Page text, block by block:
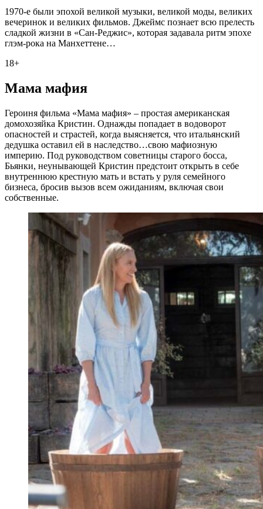
1970-е были эпохой великой музыки, великой моды, великих
вечеринок и великих фильмов. Джеймс познает всю прелесть
сладкой жизни в «Сан-Реджис», которая задавала ритм эпохе
глэм-рока на Манхеттене…
18+
Мама мафия
Героиня фильма «Мама мафия» – простая американская
домохозяйка Кристин. Однажды попадает в водоворот
опасностей и страстей, когда выясняется, что итальянский
дедушка оставил ей в наследство…свою мафиозную
империю. Под руководством советницы старого босса,
Бьянки, неунывающей Кристин предстоит открыть в себе
внутреннюю крестную мать и встать у руля семейного
бизнеса, бросив вызов всем ожиданиям, включая свои
собственные.